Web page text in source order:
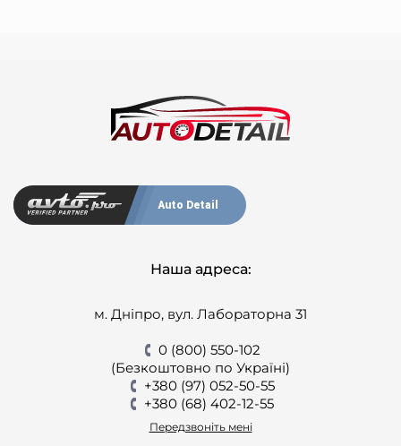
Auto Detail
Наша адреса:
м. Дніпро, вул. Лабораторна 31
0 (800) 550-102
(Безкоштовно по Україні)
+380 (97) 052-50-55
+380 (68) 402-12-55
Передзвоніть мені